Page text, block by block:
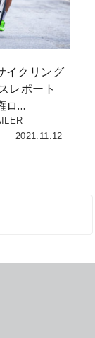
イクリング
レポート
ロ…
2021.11.12